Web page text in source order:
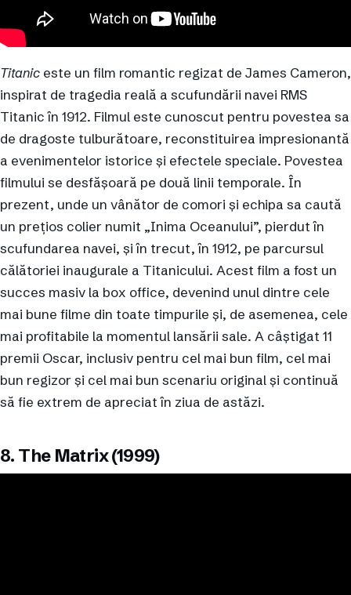
Titanic este un film romantic regizat de James Cameron,
inspirat de tragedia reală a scufundării navei RMS
Titanic în 1912. Filmul este cunoscut pentru povestea sa
de dragoste tulburătoare, reconstituirea impresionantă
a evenimentelor istorice și efectele speciale. Povestea
filmului se desfășoară pe două linii temporale. În
prezent, unde un vânător de comori și echipa sa caută
un prețios colier numit „Inima Oceanului”, pierdut în
scufundarea navei, și în trecut, în 1912, pe parcursul
călătoriei inaugurale a Titanicului. Acest film a fost un
succes masiv la box office, devenind unul dintre cele
mai bune filme din toate timpurile și, de asemenea, cele
mai profitabile la momentul lansării sale. A câștigat 11
premii Oscar, inclusiv pentru cel mai bun film, cel mai
bun regizor și cel mai bun scenariu original și continuă
să fie extrem de apreciat în ziua de astăzi.
8. The Matrix (1999)